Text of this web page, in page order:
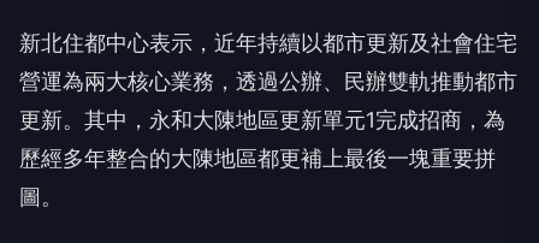
新北住都中心表示，近年持續以都市更新及社會住宅
營運為兩大核心業務，透過公辦、民辦雙軌推動都市
更新。其中，永和大陳地區更新單元1完成招商，為
歷經多年整合的大陳地區都更補上最後一塊重要拼
圖。